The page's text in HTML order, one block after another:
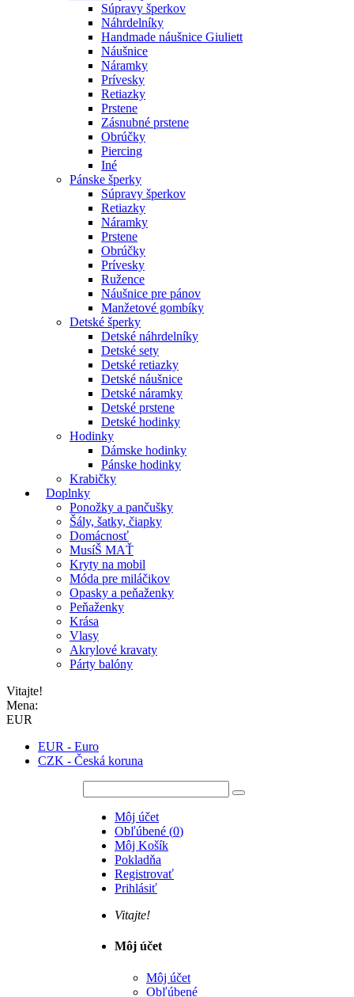
Súpravy šperkov
Náhrdelníky
Handmade náušnice Giuliett
Náušnice
Náramky
Prívesky
Retiazky
Prstene
Zásnubné prstene
Obrúčky
Piercing
Iné
Pánske šperky
Súpravy šperkov
Retiazky
Náramky
Prstene
Obrúčky
Prívesky
Ružence
Náušnice pre pánov
Manžetové gombíky
Detské šperky
Detské náhrdelníky
Detské sety
Detské retiazky
Detské náušnice
Detské náramky
Detské prstene
Detské hodinky
Hodinky
Dámske hodinky
Pánske hodinky
Krabičky
Doplnky
Ponožky a pančušky
Šály, šatky, čiapky
Domácnosť
MusíŠ MAŤ
Kryty na mobil
Móda pre miláčikov
Opasky a peňaženky
Peňaženky
Krása
Vlasy
Akrylové kravaty
Párty balóny
Vitajte!
Mena:
EUR
EUR - Euro
CZK - Česká koruna
Môj účet
Obľúbené (0)
Môj Košík
Pokladňa
Registrovať
Prihlásiť
Vitajte!
Môj účet
Môj účet
Obľúbené